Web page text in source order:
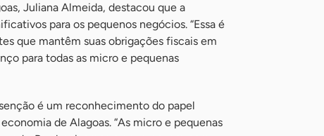
Juliana Almeida, destacou que a
para os pequenos negócios. “Essa é
que mantêm suas obrigações fiscais em
para todas as micro e pequenas
é um reconhecimento do papel
de Alagoas. “As micro e pequenas